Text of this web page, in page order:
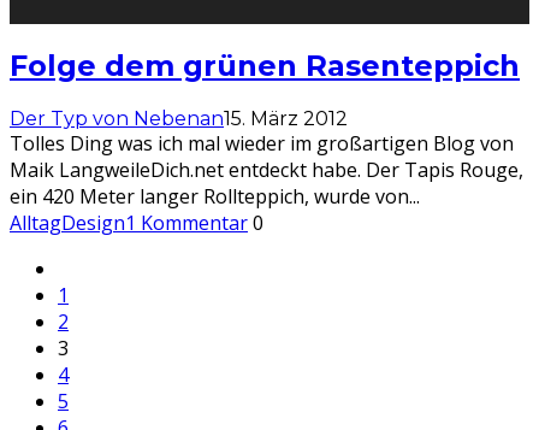
Folge dem grünen Rasenteppich
Der Typ von Nebenan15. März 2012
Tolles Ding was ich mal wieder im großartigen Blog von
Maik LangweileDich.net entdeckt habe. Der Tapis Rouge,
ein 420 Meter langer Rollteppich, wurde von...
AlltagDesign1 Kommentar0
1
2
3
4
5